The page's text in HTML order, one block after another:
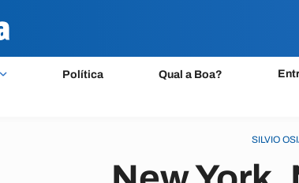
Política Qual a Boa?
SILVIO